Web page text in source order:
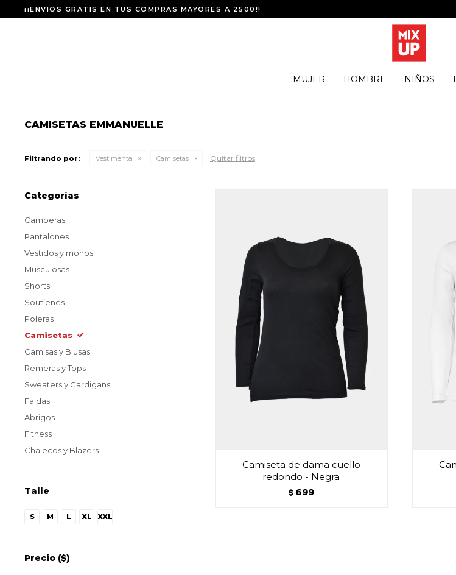
MUJER HOMBRE NIÑOS
¡¡ENVIOS GRATIS EN TUS COMPRAS MAYORES A 2500!!
CAMISETAS EMMANUELLE
Filtrando por: Vestimenta Camisetas Quitar filtros
Camiseta de dama cuello
redondo - Negra
$ 699
Categorías
Camperas
Pantalones
Vestidos y monos
Musculosas
Shorts
Soutienes
Poleras
Camisetas
Camisas y Blusas
Remeras y Tops
Sweaters y Cardigans
Faldas
Abrigos
Fitness
Chalecos y Blazers
Talle
S M L XL XXL
Precio ($)